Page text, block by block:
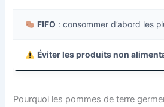
FIFO : consommer d’abord les
Éviter les produits non
Pourquoi les pommes de terre